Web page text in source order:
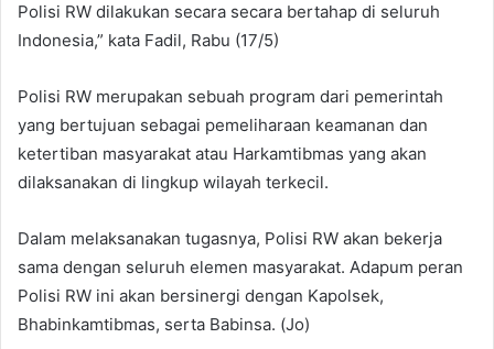
Polisi RW dilakukan secara secara bertahap di seluruh
Indonesia,” kata Fadil, Rabu (17/5)
Polisi RW merupakan sebuah program dari pemerintah
yang bertujuan sebagai pemeliharaan keamanan dan
ketertiban masyarakat atau Harkamtibmas yang akan
dilaksanakan di lingkup wilayah terkecil.
Dalam melaksanakan tugasnya, Polisi RW akan bekerja
sama dengan seluruh elemen masyarakat. Adapum peran
Polisi RW ini akan bersinergi dengan Kapolsek,
Bhabinkamtibmas, serta Babinsa. (Jo)